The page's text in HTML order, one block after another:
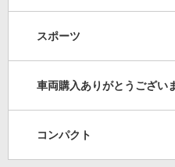
スポーツ
車両購入ありがとうござい
コンパクト